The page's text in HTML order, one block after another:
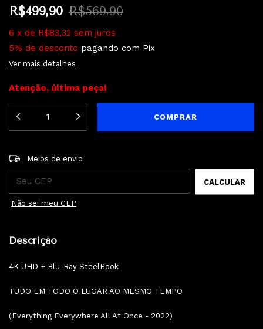
R$499,90 R$569,90
6 x de R$83,32 sem juros
5% de desconto pagando com Pix
Ver mais detalhes
Atenção, última peça!
Entregas para o CEP:
Meios de envio
CALCULAR
Não sei meu CEP
Descrição
4K UHD + Blu-Ray SteelBook
TUDO EM TODO O LUGAR AO MESMO TEMPO
(Everything Everywhere All At Once - 2022)